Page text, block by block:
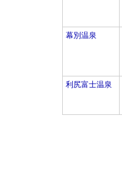
幕別温泉
利尻富士温泉